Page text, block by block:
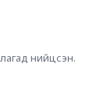
нийцсэн.